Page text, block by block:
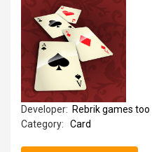
Developer: Rebrik games too
Category:
Card